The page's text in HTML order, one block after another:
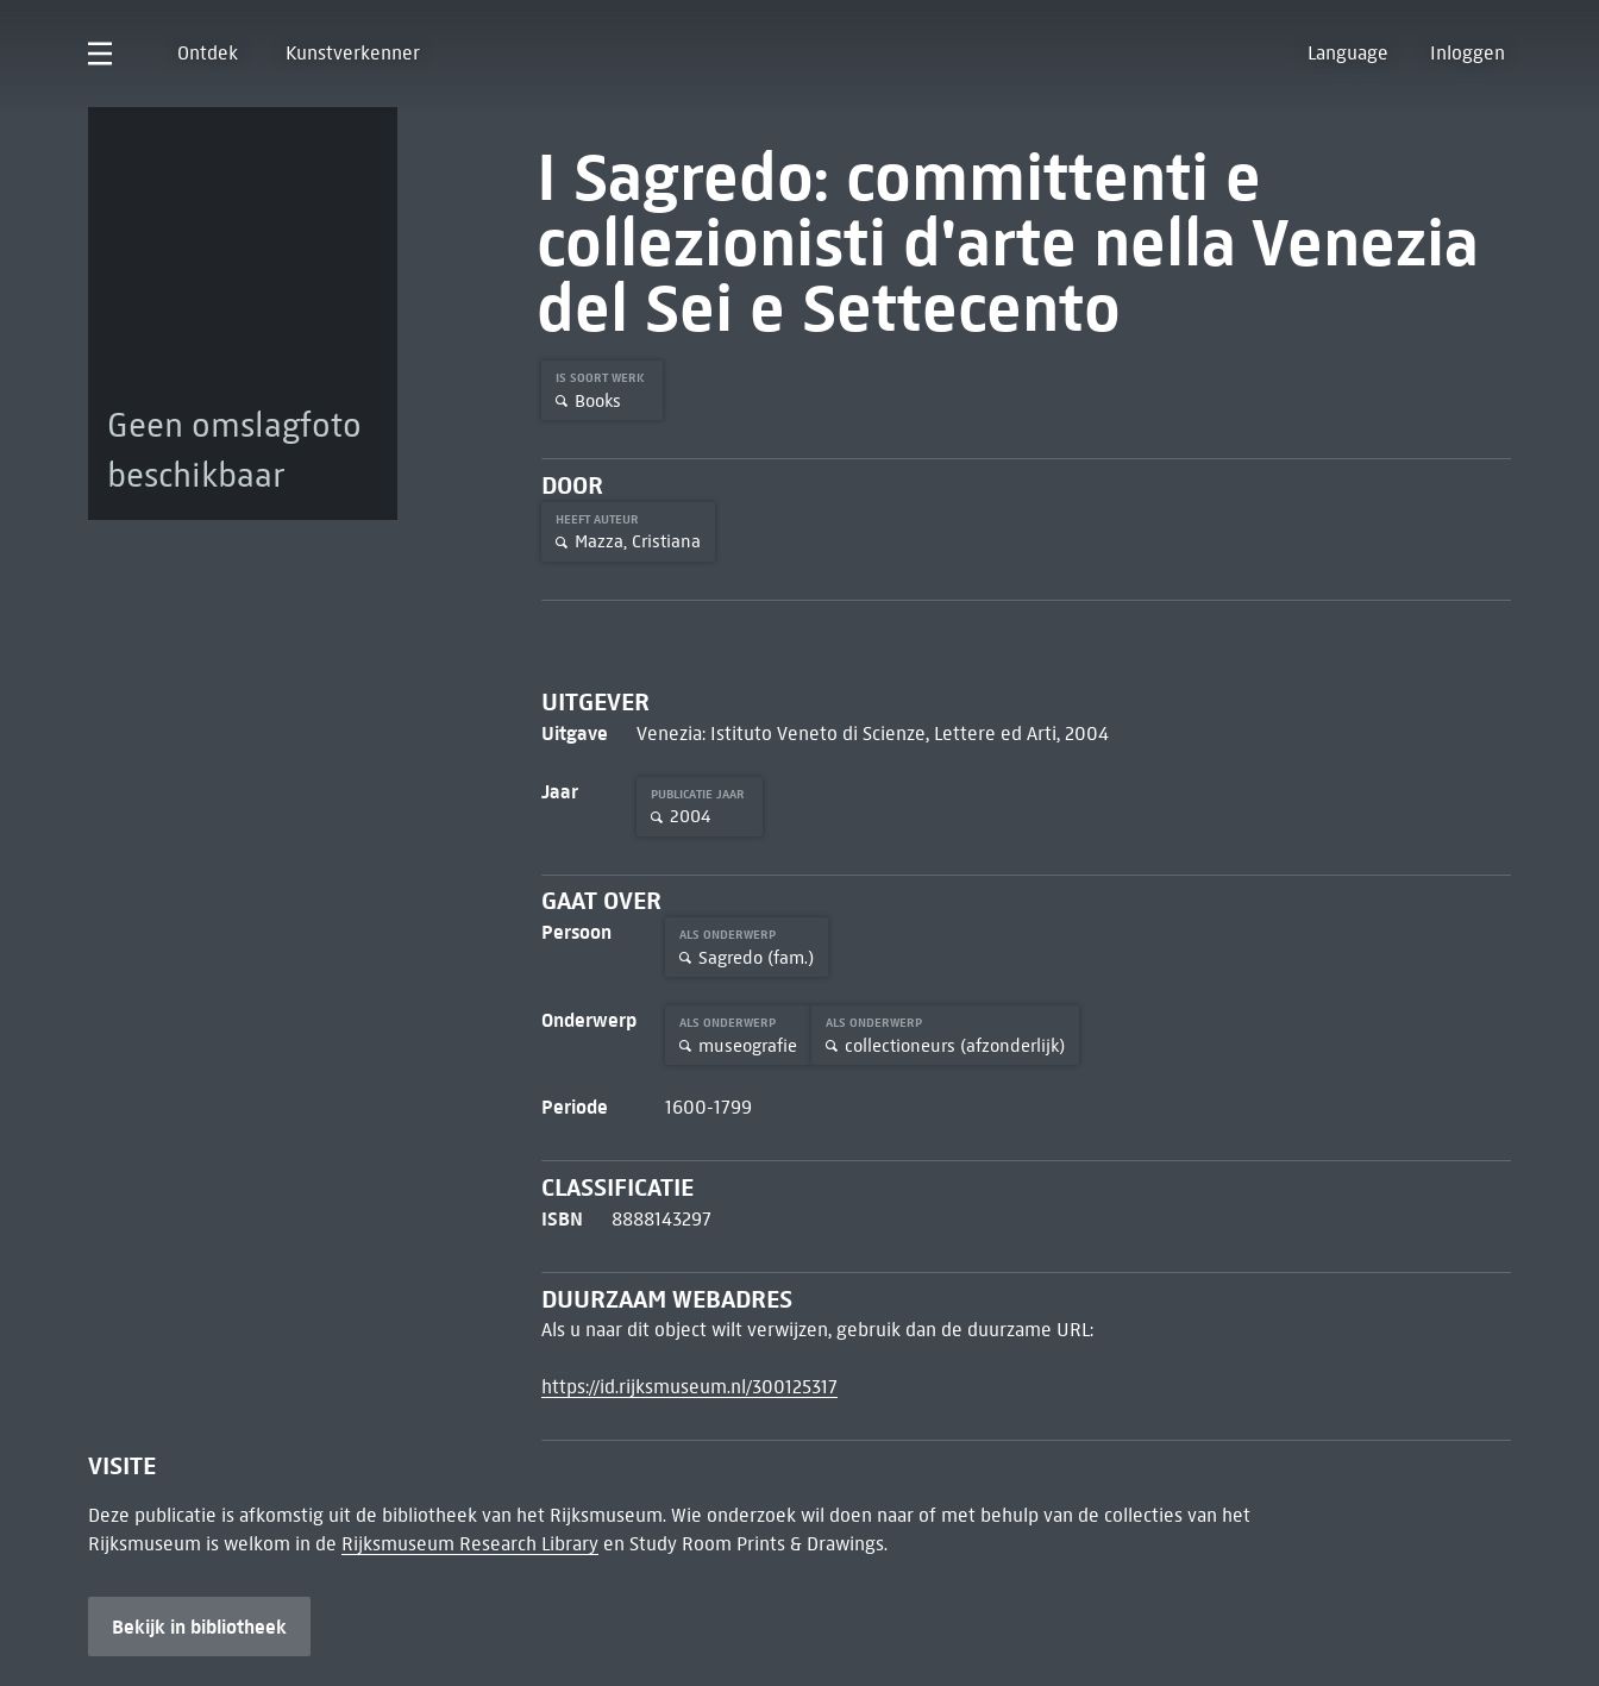
Ontdek Kunstverkenner Language Inloggen
Geen omslagfoto
beschikbaar
I Sagredo: committenti e
collezionisti d'arte nella Venezia
del Sei e Settecento
IS SOORT WERK
Books
DOOR
HEEFT AUTEUR
Mazza, Cristiana
UITGEVER
Uitgave Venezia: Istituto Veneto di Scienze, Lettere ed Arti, 2004
Jaar PUBLICATIE JAAR
2004
GAAT OVER
Persoon ALS ONDERWERP
Sagredo (fam.)
Onderwerp ALS ONDERWERP
museografie
ALS ONDERWERP
collectioneurs (afzonderlijk)
Periode 1600-1799
CLASSIFICATIE
ISBN 8888143297
DUURZAAM WEBADRES
Als u naar dit object wilt verwijzen, gebruik dan de duurzame URL:
https://id.rijksmuseum.nl/300125317
VISITE
Deze publicatie is afkomstig uit de bibliotheek van het Rijksmuseum. Wie onderzoek wil doen naar of met behulp van de collecties van het
Rijksmuseum is welkom in de Rijksmuseum Research Libraryen Study Room Prints & Drawings.
Bekijk in bibliotheek